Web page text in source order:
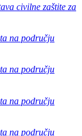
civilne zaštite za
na području
na području
na području
na području